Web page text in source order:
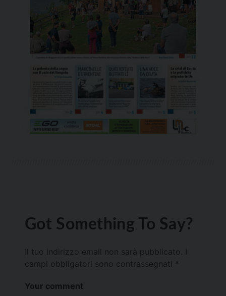
Got Something To Say?
Il tuo indirizzo email non sarà pubblicato.
campi obbligatori sono contrassegnati *
Your comment